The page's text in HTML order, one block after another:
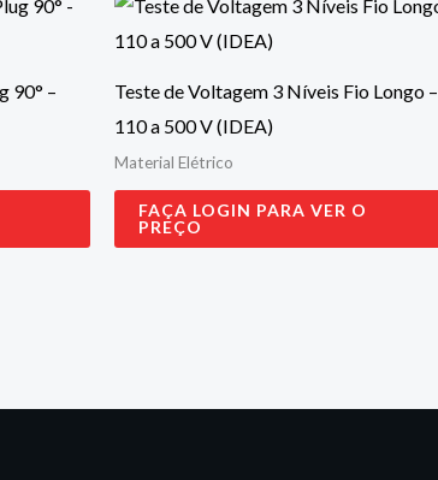
90° –
Teste de Voltagem 3 Níveis Fio Longo –
110 a 500 V (IDEA)
Material Elétrico
FAÇA LOGIN PARA VER O
PREÇO